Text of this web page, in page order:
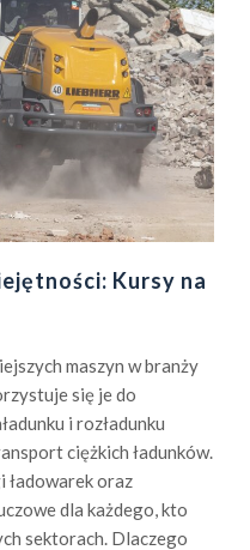
Kursy na
maszyn w branży
się je do
i rozładunku
ciężkich ładunków.
ładowarek oraz
dla każdego, kto
sektorach. Dlaczego